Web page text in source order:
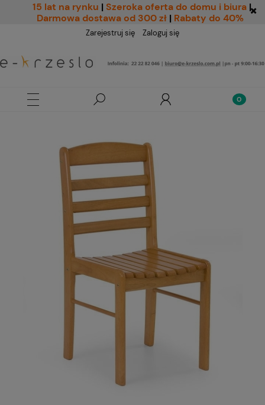
15 lat na rynku | Szeroka oferta do domu i biura |
Darmowa dostawa od 300 zł | Rabaty do 40%
Zarejestruj się Zaloguj się